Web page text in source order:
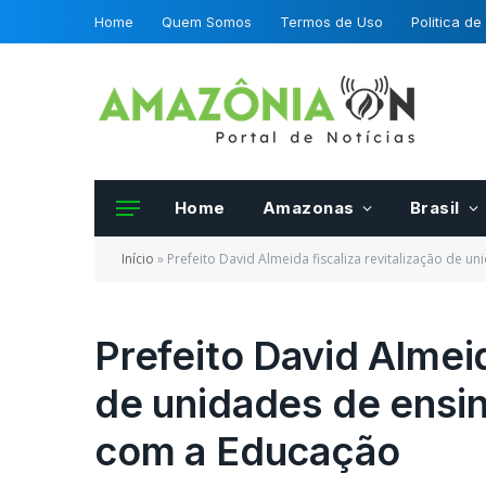
Home Quem Somos Termos de Uso Politica de
Home Amazonas Brasil
Início » Prefeito David Almeida fiscaliza revitalização de
Prefeito David
de unidades de
com a Educação
Frutas e hortalias
certificadas por
Mapa